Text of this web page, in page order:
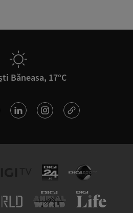
Băneasa, 17°C